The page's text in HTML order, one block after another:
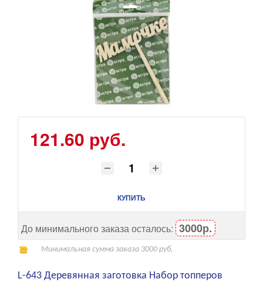
121.60 руб.
КУПИТЬ
До минимального заказа осталось: 3000р.
Минимальная сумма заказа 3000 руб.
L-643 Деревянная заготовка Набор топперов